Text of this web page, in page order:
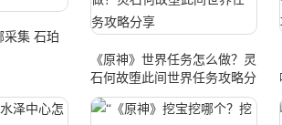
采集 石珀
《原神》世界任务怎么做？灵
石何故堕此间世界任务攻略分
享